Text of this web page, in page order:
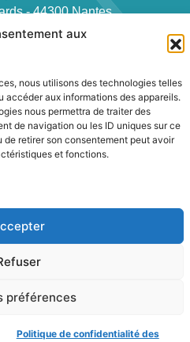
aux
nous utilisons des technologies telles
accéder aux informations des appareils.
nous permettra de traiter des
de navigation ou les ID uniques sur ce
de retirer son consentement peut avoir
et fonctions.
préférences
Politique de confidentialité des
- 44300 Nantes
02 40 94 83 51
des cookies